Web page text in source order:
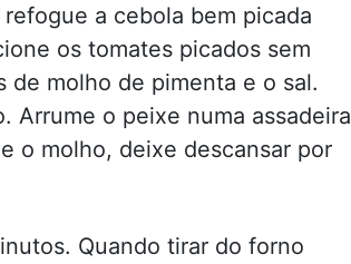
a cebola bem picada
os tomates picados sem
de molho de pimenta e o sal.
Arrume o peixe numa assadeira
o molho, deixe descansar por
Quando tirar do forno